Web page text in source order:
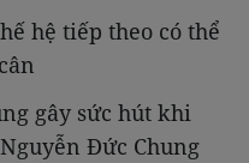
hệ tiếp theo có thể
gây sức hút khi
Đức Chung